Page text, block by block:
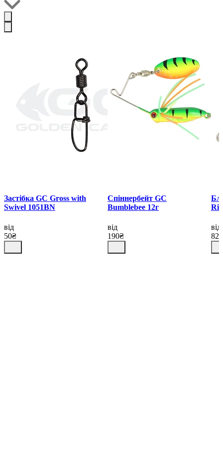
Застібка GC Gross with
Swivel 1051BN
від
50₴
Спіннербейт GC
Bumblebee 12г
від
190₴
від
82₴